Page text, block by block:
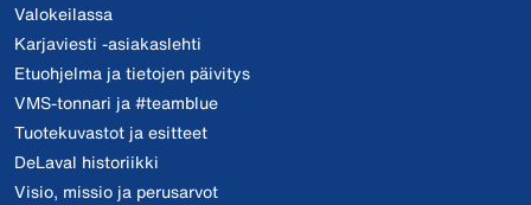
Valokeilassa
Karjaviesti -asiakaslehti
Etuohjelma ja tietojen päivitys
VMS-tonnari ja #teamblue
Tuotekuvastot ja esitteet
DeLaval historiikki
Visio, missio ja perusarvot